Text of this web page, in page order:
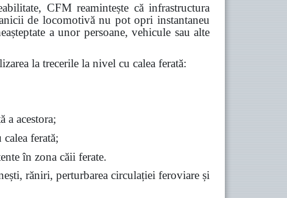
CFM reamintește că infrastructura
de locomotivă nu pot opri instantaneu
a unor persoane, vehicule sau alte
la trecerile la nivel cu calea ferată:
a acestora;
ferată;
în zona căii ferate.
răniri, perturbarea circulației feroviare și